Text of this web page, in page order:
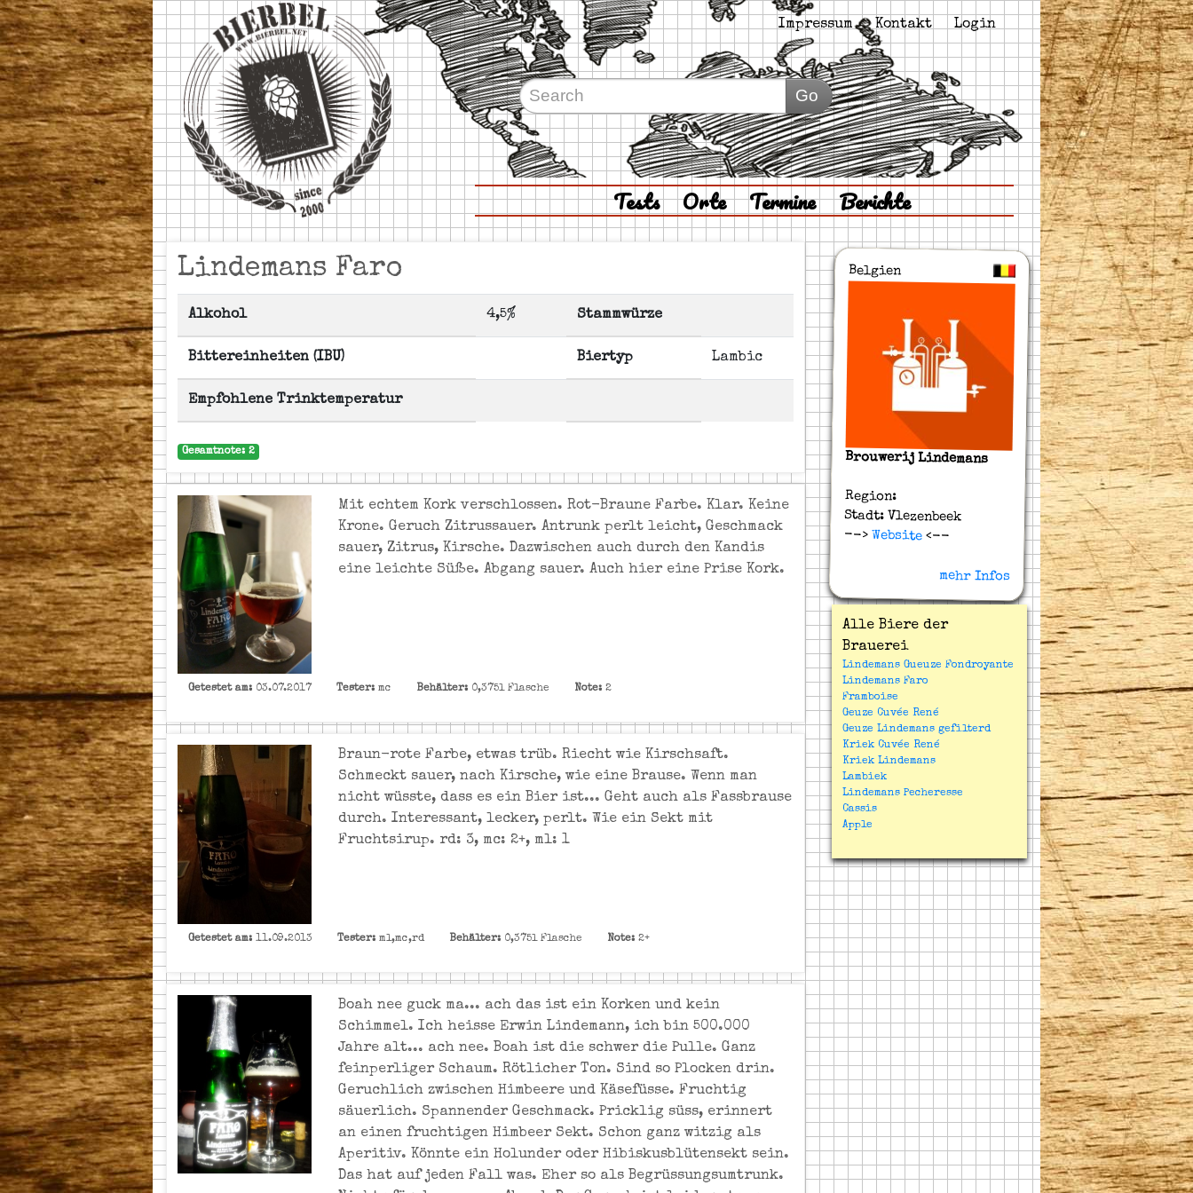
Impressum Kontakt Login
Go
Tests Orte Termine Berichte
Lindemans Faro
Alkohol 4,5% Stammwürze
Bittereinheiten (IBU) Biertyp Lambic
Empfohlene Trinktemperatur
Gesamtnote: 2
Mit echtem Kork verschlossen. Rot-Braune Farbe. Klar. Keine
Krone. Geruch Zitrussauer. Antrunk perlt leicht, Geschmack
sauer, Zitrus, Kirsche. Dazwischen auch durch den Kandis
eine leichte Süße. Abgang sauer. Auch hier eine Prise Kork.
Getestet am: 03.07.2017 Tester: mc Behälter: 0,375l Flasche Note: 2
Braun-rote Farbe, etwas trüb. Riecht wie Kirschsaft.
Schmeckt sauer, nach Kirsche, wie eine Brause. Wenn man
nicht wüsste, dass es ein Bier ist... Geht auch als Fassbrause
durch. Interessant, lecker, perlt. Wie ein Sekt mit
Fruchtsirup. rd: 3, mc: 2+, ml: 1
Getestet am: 11.09.2013 Tester: ml,mc,rd Behälter: 0,375l Flasche Note: 2+
Boah nee guck ma... ach das ist ein Korken und kein
Schimmel. Ich heisse Erwin Lindemann, ich bin 500.000
Jahre alt... ach nee. Boah ist die schwer die Pulle. Ganz
feinperliger Schaum. Rötlicher Ton. Sind so Plocken drin.
Geruchlich zwischen Himbeere und Käsefüsse. Fruchtig
säuerlich. Spannender Geschmack. Pricklig süss, erinnert
an einen fruchtigen Himbeer Sekt. Schon ganz witzig als
Aperitiv. Könnte ein Holunder oder Hibiskusblütensekt sein.
Das hat auf jeden Fall was. Eher so als Begrüssungsumtrunk.
Belgien
Brouwerij Lindemans
Region:
Stadt: Vlezenbeek
-->Website<--
mehr Infos
Alle Biere der
Brauerei
Lindemans Gueuze Fondroyante
Lindemans Faro
Framboise
Geuze Cuvée René
Geuze Lindemans gefilterd
Kriek Cuvée René
Kriek Lindemans
Lambiek
Lindemans Pecheresse
Cassis
Apple